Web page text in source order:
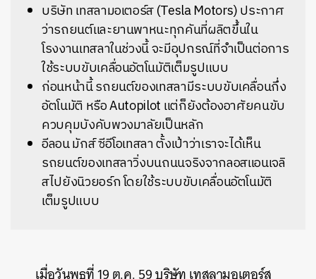
บริษัท เทสลามอเตอร์ส (Tesla Motors) ประกาศ
ว่ารถยนต์และยานพาหนะทุกคันที่ผลิตขึ้นใน
โรงงานเทสลาในช่วงนี้ จะมีอุปกรณ์ที่จำเป็นต่อการ
ใช้ระบบขับเคลื่อนอัตโนมัติเต็มรูปแบบ
ก่อนหน้านี้ รถยนต์ของเทสลามีระบบขับเคลื่อนกึ่ง
อัตโนมัติ หรือ Autopilot แต่ก็ยังต้องอาศัยคนขับ
ควบคุมบังคับพวงมาลัยเป็นหลัก
อีลอน มักส์ ซีอีโอเทสลา ตั้งเป้าว่าเราจะได้เห็น
รถยนต์ของเทสลาวิ่งบนถนนจริงจากลอสแอนเจลิ
สไปยังนิวยอร์ก โดยใช้ระบบขับเคลื่อนอัตโนมัติ
เต็มรูปแบบ